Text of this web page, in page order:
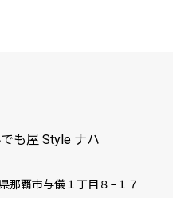
も屋 Style ナハ
那覇市与儀１丁目８−１７